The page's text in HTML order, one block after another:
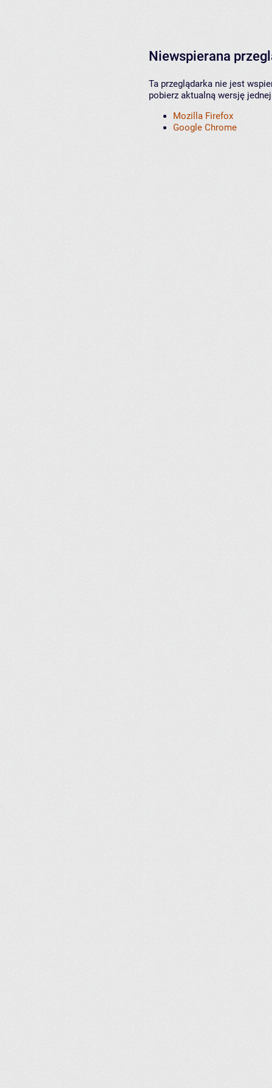
Niewspierana
Ta przeglądarka nie jest
pobierz aktualną wersję
Mozilla Firefox
Google Chrome